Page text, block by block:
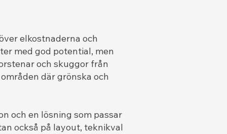
elkostnaderna och
med god potential, men
och skuggor från
där grönska och
och en lösning som passar
också på layout, teknikval